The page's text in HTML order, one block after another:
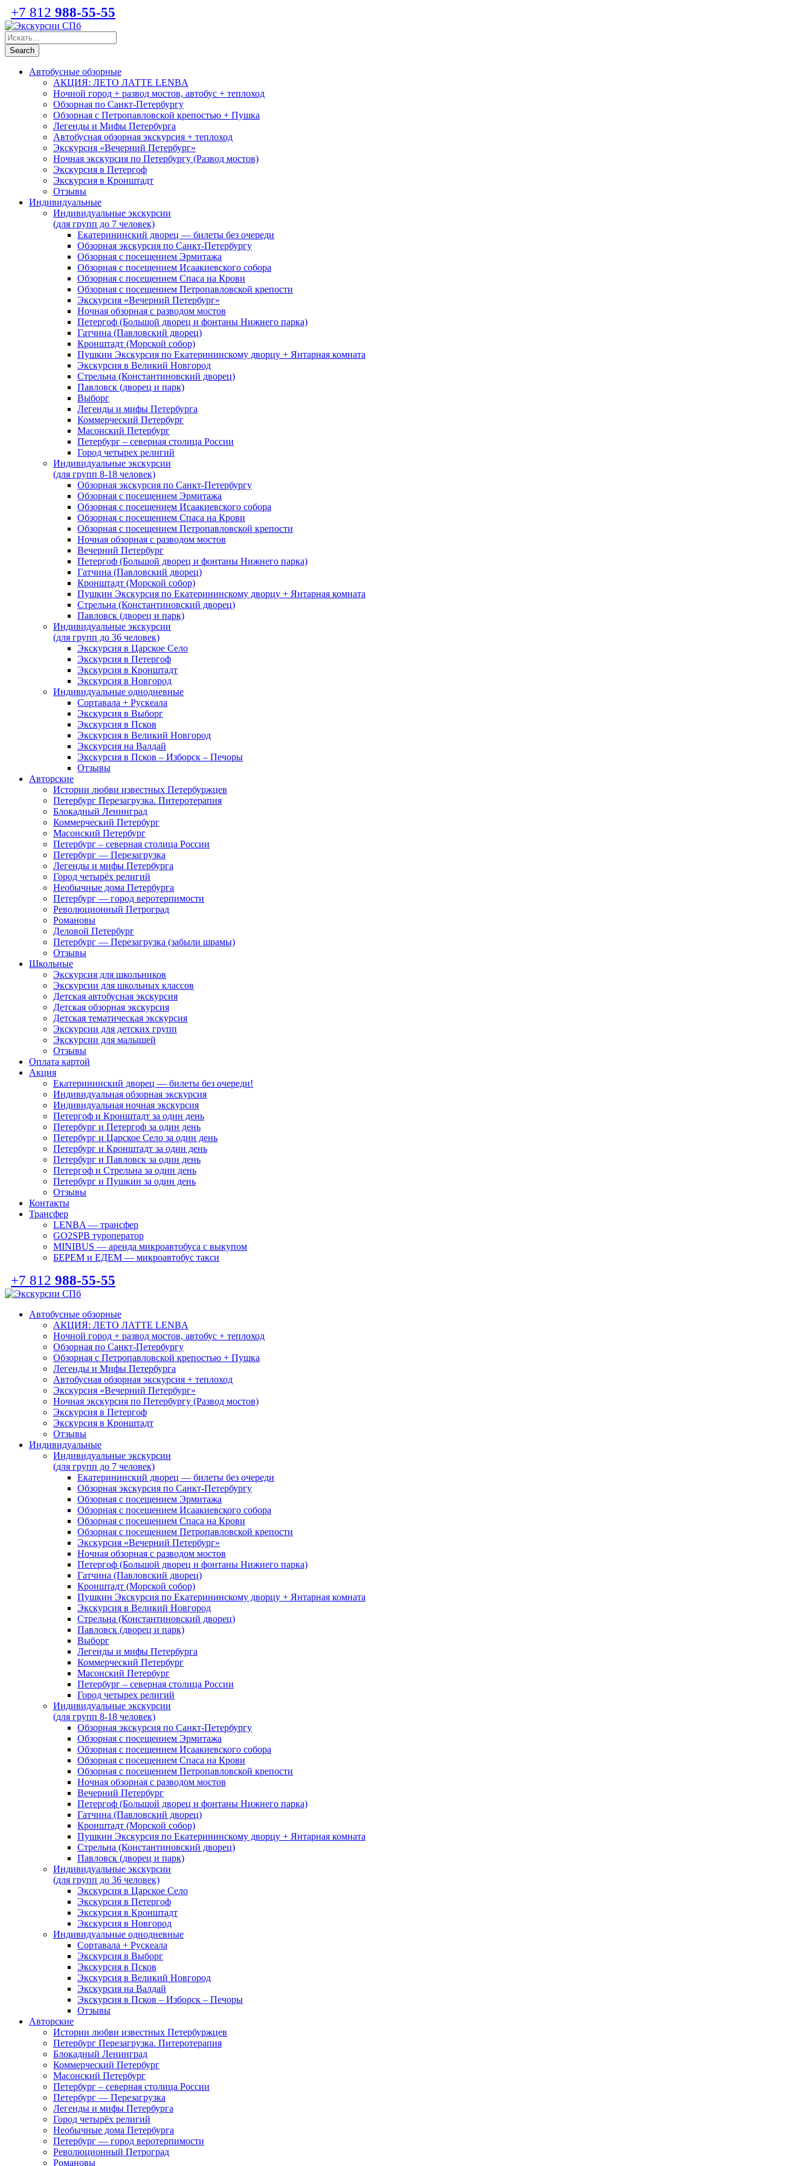
+7 812 988-55-55
Автобусные обзорные
АКЦИЯ: ЛЕТО ЛАТТЕ LENBA
Ночной город + развод мостов, автобус + теплоход
Обзорная по Санкт-Петербургу
Обзорная с Петропавловской крепостью + Пушка
Легенды и Мифы Петербурга
Автобусная обзорная экскурсия + теплоход
Экскурсия «Вечерний Петербург»
Ночная экскурсия по Петербургу (Развод мостов)
Экскурсия в Петергоф
Экскурсия в Кронштадт
Отзывы
Индивидуальные
Индивидуальные экскурсии
(для групп до 7 человек)
Екатерининский дворец — билеты без очереди
Обзорная экскурсия по Санкт-Петербургу
Обзорная с посещением Эрмитажа
Обзорная с посещением Исаакиевского собора
Обзорная с посещением Спаса на Крови
Обзорная с посещением Петропавловской крепости
Экскурсия «Вечерний Петербург»
Ночная обзорная с разводом мостов
Петергоф (Большой дворец и фонтаны Нижнего парка)
Гатчина (Павловский дворец)
Кронштадт (Морской собор)
Пушкин Экскурсия по Екатерининскому дворцу + Янтарная комната
Экскурсия в Великий Новгород
Стрельна (Константиновский дворец)
Павловск (дворец и парк)
Выборг
Легенды и мифы Петербурга
Коммерческий Петербург
Масонский Петербург
Петербург – северная столица России
Город четырех религий
Индивидуальные экскурсии
(для групп 8-18 человек)
Обзорная экскурсия по Санкт-Петербургу
Обзорная с посещением Эрмитажа
Обзорная с посещением Исаакиевского собора
Обзорная с посещением Спаса на Крови
Обзорная с посещением Петропавловской крепости
Ночная обзорная с разводом мостов
Вечерний Петербург
Петергоф (Большой дворец и фонтаны Нижнего парка)
Гатчина (Павловский дворец)
Кронштадт (Морской собор)
Пушкин Экскурсия по Екатерининскому дворцу + Янтарная комната
Стрельна (Константиновский дворец)
Павловск (дворец и парк)
Индивидуальные экскурсии
(для групп до 36 человек)
Экскурсия в Царское Село
Экскурсия в Петергоф
Экскурсия в Кронштадт
Экскурсия в Новгород
Индивидуальные однодневные
Сортавала + Рускеала
Экскурсия в Выборг
Экскурсия в Псков
Экскурсия в Великий Новгород
Экскурсия на Валдай
Экскурсия в Псков – Изборск – Печоры
Отзывы
Авторские
Истории любви известных Петербуржцев
Петербург Перезагрузка. Питеротерапия
Блокадный Ленинград
Коммерческий Петербург
Масонский Петербург
Петербург – северная столица России
Петербург — Перезагрузка
Легенды и мифы Петербурга
Город четырёх религий
Необычные дома Петербурга
Петербург — город веротерпимости
Революционный Петроград
Романовы
Деловой Петербург
Петербург — Перезагрузка (забыли шрамы)
Отзывы
Школьные
Экскурсия для школьников
Экскурсии для школьных классов
Детская автобусная экскурсия
Детская обзорная экскурсия
Детская тематическая экскурсия
Экскурсии для детских групп
Экскурсии для малышей
Отзывы
Оплата картой
Акция
Екатерининский дворец — билеты без очереди!
Индивидуальная обзорная экскурсия
Индивидуальная ночная экскурсия
Петергоф и Кронштадт за один день
Петербург и Петергоф за один день
Петербург и Царское Село за один день
Петербург и Кронштадт за один день
Петербург и Павловск за один день
Петергоф и Стрельна за один день
Петербург и Пушкин за один день
Отзывы
Контакты
Трансфер
LENBA — трансфер
GO2SPB туроператор
MINIBUS — аренда микроавтобуса с выкупом
БЕРЕМ и ЕДЕМ — микроавтобус такси
+7 812 988-55-55
Автобусные обзорные
АКЦИЯ: ЛЕТО ЛАТТЕ LENBA
Ночной город + развод мостов, автобус + теплоход
Обзорная по Санкт-Петербургу
Обзорная с Петропавловской крепостью + Пушка
Легенды и Мифы Петербурга
Автобусная обзорная экскурсия + теплоход
Экскурсия «Вечерний Петербург»
Ночная экскурсия по Петербургу (Развод мостов)
Экскурсия в Петергоф
Экскурсия в Кронштадт
Отзывы
Индивидуальные
Индивидуальные экскурсии
(для групп до 7 человек)
Екатерининский дворец — билеты без очереди
Обзорная экскурсия по Санкт-Петербургу
Обзорная с посещением Эрмитажа
Обзорная с посещением Исаакиевского собора
Обзорная с посещением Спаса на Крови
Обзорная с посещением Петропавловской крепости
Экскурсия «Вечерний Петербург»
Ночная обзорная с разводом мостов
Петергоф (Большой дворец и фонтаны Нижнего парка)
Гатчина (Павловский дворец)
Кронштадт (Морской собор)
Пушкин Экскурсия по Екатерининскому дворцу + Янтарная комната
Экскурсия в Великий Новгород
Стрельна (Константиновский дворец)
Павловск (дворец и парк)
Выборг
Легенды и мифы Петербурга
Коммерческий Петербург
Масонский Петербург
Петербург – северная столица России
Город четырех религий
Индивидуальные экскурсии
(для групп 8-18 человек)
Обзорная экскурсия по Санкт-Петербургу
Обзорная с посещением Эрмитажа
Обзорная с посещением Исаакиевского собора
Обзорная с посещением Спаса на Крови
Обзорная с посещением Петропавловской крепости
Ночная обзорная с разводом мостов
Вечерний Петербург
Петергоф (Большой дворец и фонтаны Нижнего парка)
Гатчина (Павловский дворец)
Кронштадт (Морской собор)
Пушкин Экскурсия по Екатерининскому дворцу + Янтарная комната
Стрельна (Константиновский дворец)
Павловск (дворец и парк)
Индивидуальные экскурсии
(для групп до 36 человек)
Экскурсия в Царское Село
Экскурсия в Петергоф
Экскурсия в Кронштадт
Экскурсия в Новгород
Индивидуальные однодневные
Сортавала + Рускеала
Экскурсия в Выборг
Экскурсия в Псков
Экскурсия в Великий Новгород
Экскурсия на Валдай
Экскурсия в Псков – Изборск – Печоры
Отзывы
Авторские
Истории любви известных Петербуржцев
Петербург Перезагрузка. Питеротерапия
Блокадный Ленинград
Коммерческий Петербург
Масонский Петербург
Петербург – северная столица России
Петербург — Перезагрузка
Легенды и мифы Петербурга
Город четырёх религий
Необычные дома Петербурга
Петербург — город веротерпимости
Революционный Петроград
Романовы